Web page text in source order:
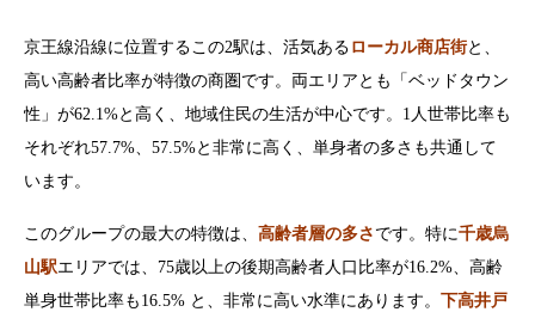
京王線沿線に位置するこの2駅は、活気ある ローカル商店街と、
高い高齢者比率が特徴の商圏です。両エリアとも「ベッドタウン
性」が62.1%と高く、地域住民の生活が中心です。1人世帯比率も
それぞれ57.7%、57.5%と非常に高く、単身者の多さも共通して
います。
このグループの最大の特徴は、 高齢者層の多さ です。特に千歳烏
山駅エリアでは、75歳以上の後期高齢者人口比率が16.2%、高齢
単身世帯比率も16.5% と、非常に高い水準にあります。 下高井戸